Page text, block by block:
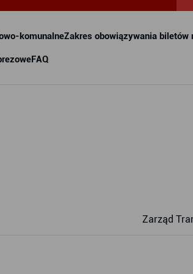
komunalneZakres obowiązywania biletów
FAQ
Zarząd